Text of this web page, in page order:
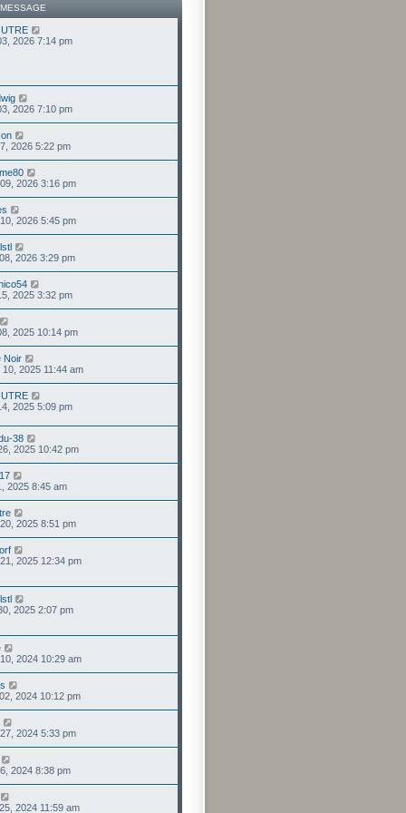
2026 7:14 pm
2026 7:10 pm
2026 5:22 pm
2026 3:16 pm
2026 5:45 pm
2026 3:29 pm
2025 3:32 pm
2025 10:14 pm
Noir
2025 11:44 am
2025 5:09 pm
38
2025 10:42 pm
2025 8:45 am
2025 8:51 pm
2025 12:34 pm
2025 2:07 pm
2024 10:29 am
2024 10:12 pm
2024 5:33 pm
2024 8:38 pm
2024 11:59 am